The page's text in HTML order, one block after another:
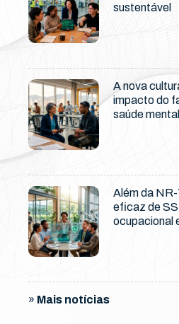
sustentável
A nova
impacto do
saúde
Além da
eficaz de
ocupacional
» Mais notícias